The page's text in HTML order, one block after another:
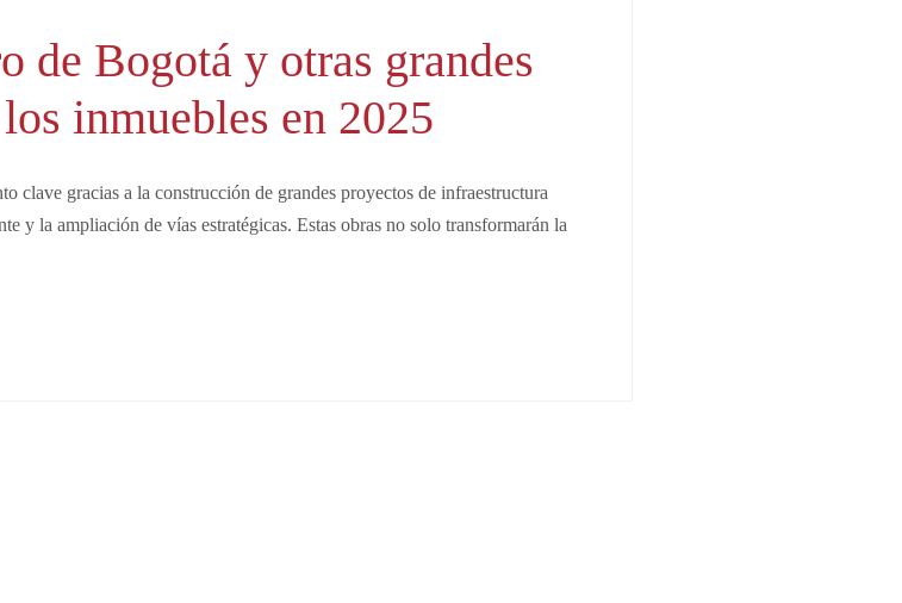
de Bogotá y otras grandes
inmuebles en 2025
clave gracias a la construcción de grandes proyectos de infraestructura
y la ampliación de vías estratégicas. Estas obras no solo transformarán la